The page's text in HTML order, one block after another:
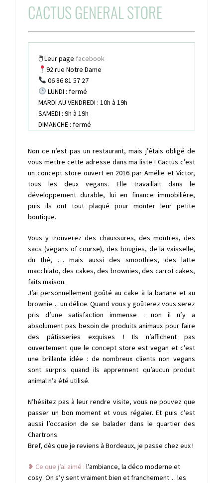
CACTUS GENERAL STORE
🖱 Leur page facebook
92 rue Notre Dame
06 86 81 57 27
LUNDI : fermé
MARDI AU VENDREDI : 10h à 19h
SAMEDI : 9h à 19h
DIMANCHE : fermé
Non ce n’est pas un restaurant, mais j’étais obligé de
vous mettre cette adresse dans ma liste ! Cactus c’est
un concept store ouvert en 2016 par Amélie et Victor,
tous les deux vegans. Elle travaillait dans le
développement durable, lui en finance immobilière,
puis ils ont tout plaqué pour monter leur petite
boutique.
Vous y trouverez des chaussures, des montres, des
sacs (vegans of course), des bougies, de la vaisselle,
du thé, … mais aussi des smoothies, des latte
macchiato, des cakes, des brownies, des carrot cakes,
faits maison.
J’ai personnellement goûté au cake à la banane et au
brownie… un délice. Quand vous y goûterez vous serez
pris d’une satisfaction immense : non il n’y a
absolument pas besoin de produits animaux pour faire
des pâtisseries exquises ! Ils n’affichent pas
ouvertement que le concept store est vegan et c’est
une brillante idée : de nombreux clients non vegans
sont surpris quand ils apprennent qu’aucun produit
animal n’a été utilisé.
N’hésitez pas à leur rendre visite, vous ne pouvez que
passer un bon moment et vous régaler. Et puis c’est
aussi l’occasion de se balader dans le quartier des
Chartrons.
Bref, dès que je reviens à Bordeaux, je passe chez eux !
❥ Ce que j’ai aimé : l’ambiance, la déco moderne et
cosy. On s’y sent vraiment bien et franchement… les